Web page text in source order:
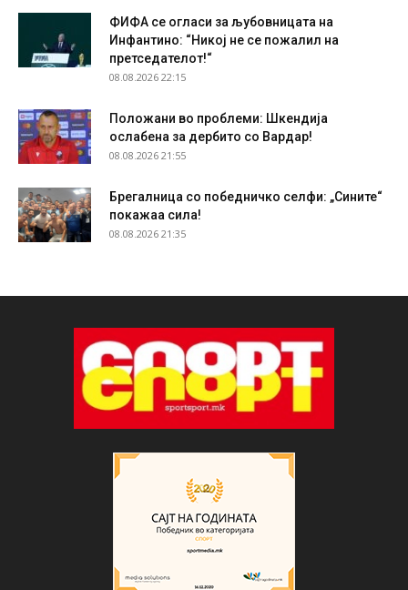
ФИФА се огласи за љубовницата на
Инфантино: “Никој не се пожалил на
претседателот!“
08.08.2026 22:15
Положани во проблеми: Шкендија
ослабена за дербито со Вардар!
08.08.2026 21:55
Брегалница со победничко селфи: „Сините“
покажаа сила!
08.08.2026 21:35